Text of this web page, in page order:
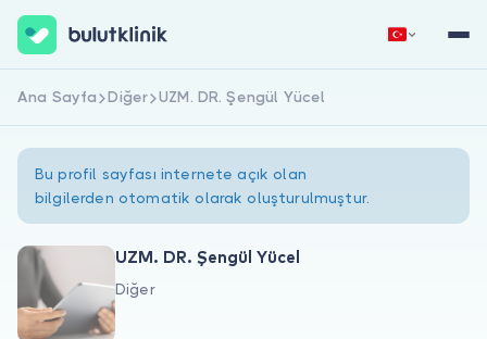
Hakkımızda
Hemen Kaydol Giriş Yap
Ana Sayfa Diğer UZM. DR. Şengül Yücel
Bu profil sayfası internete açık olan
bilgilerden otomatik olarak oluşturulmuştur.
UZM. DR. Şengül Yücel
Diğer